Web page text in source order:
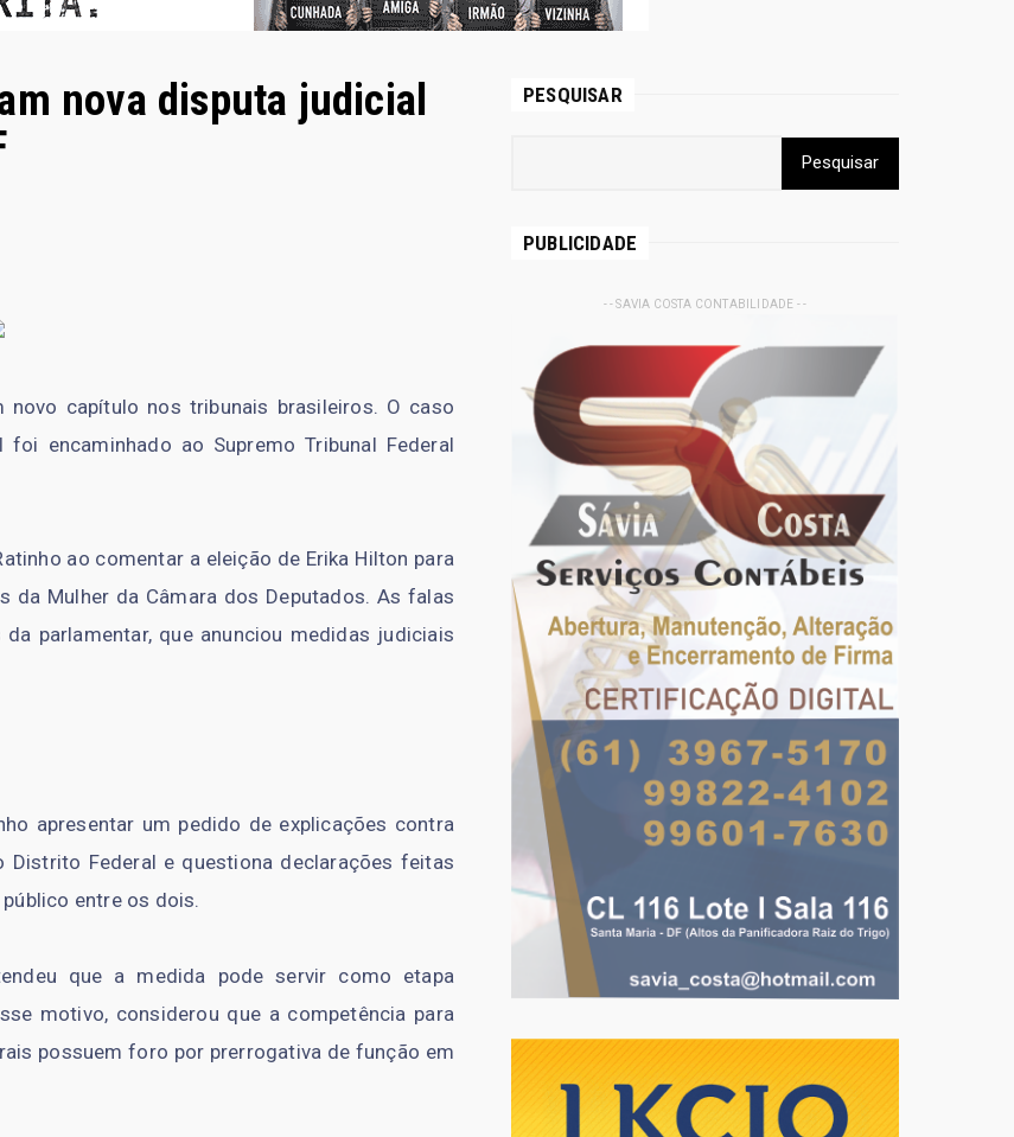
nova disputa judicial
capítulo nos tribunais brasileiros. O caso
encaminhado ao Supremo Tribunal Federal
ao comentar a eleição de Erika Hilton para
da Mulher da Câmara dos Deputados. As falas
parlamentar, que anunciou medidas judiciais
apresentar um pedido de explicações contra
Federal e questiona declarações feitas
entre os dois.
que a medida pode servir como etapa
motivo, considerou que a competência para
possuem foro por prerrogativa de função em
PESQUISAR
PUBLICIDADE
- - SAVIA COSTA CONTABILIDADE - -